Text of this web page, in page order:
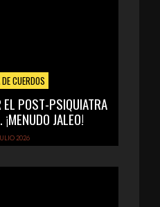
CUERDOS
POST-PSIQUIATRA
JALEO!
2026